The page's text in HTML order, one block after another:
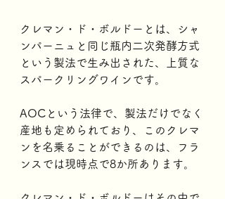
クレマン・ド・ボルドーとは、シャ
ンパーニュと同じ瓶内二次発酵方式
という製法で生み出された、上質な
スパークリングワインです。
AOCという法律で、製法だけでなく
産地も定められており、このクレマ
ンを名乗ることができるのは、フラ
ンスでは現時点で8か所あります。